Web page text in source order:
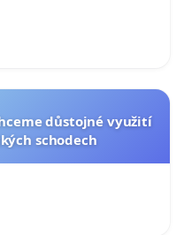
důstojné využití
schodech